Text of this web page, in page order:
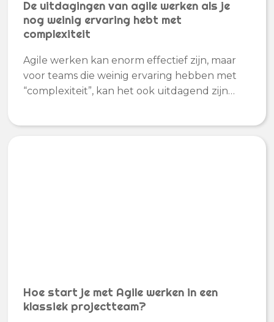
De uitdagingen van agile werken als je
nog weinig ervaring hebt met
complexiteit
Agile werken kan enorm effectief zijn, maar
voor teams die weinig ervaring hebben met
“complexiteit”, kan het ook uitdagend zijn…
Hoe start je met Agile werken in een
klassiek projectteam?